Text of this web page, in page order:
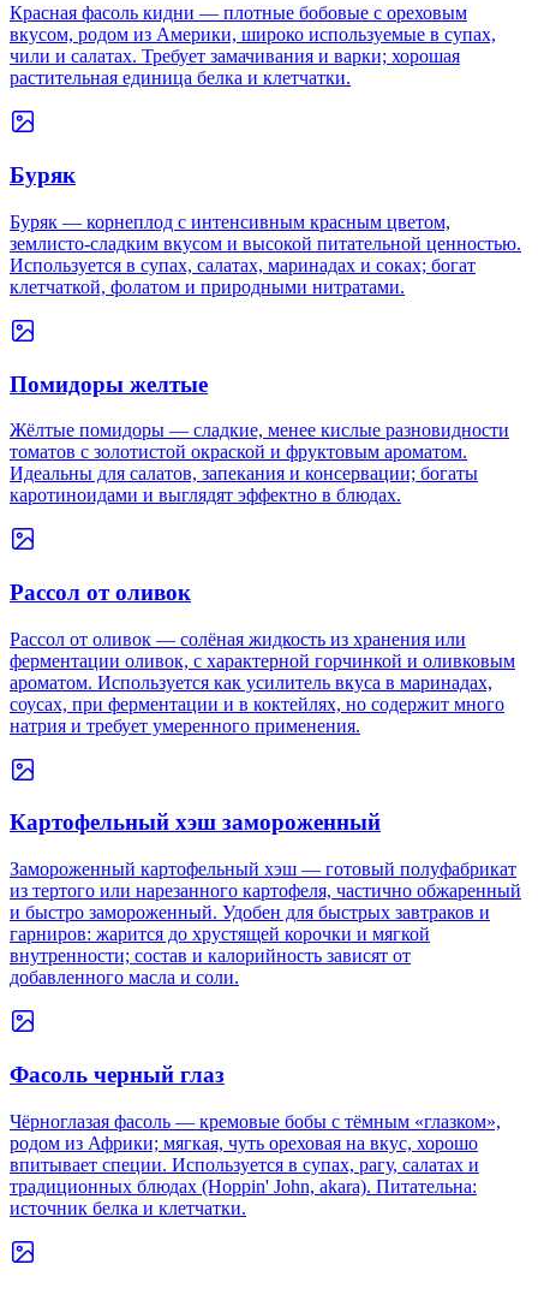
Красная фасоль кидни — плотные бобовые с ореховым
вкусом, родом из Америки, широко используемые в супах,
чили и салатах. Требует замачивания и варки; хорошая
растительная единица белка и клетчатки.
Буряк
Буряк — корнеплод с интенсивным красным цветом,
землисто-сладким вкусом и высокой питательной ценностью.
Используется в супах, салатах, маринадах и соках; богат
клетчаткой, фолатом и природными нитратами.
Помидоры желтые
Жёлтые помидоры — сладкие, менее кислые разновидности
томатов с золотистой окраской и фруктовым ароматом.
Идеальны для салатов, запекания и консервации; богаты
каротиноидами и выглядят эффектно в блюдах.
Рассол от оливок
Рассол от оливок — солёная жидкость из хранения или
ферментации оливок, с характерной горчинкой и оливковым
ароматом. Используется как усилитель вкуса в маринадах,
соусах, при ферментации и в коктейлях, но содержит много
натрия и требует умеренного применения.
Картофельный хэш замороженный
Замороженный картофельный хэш — готовый полуфабрикат
из тертого или нарезанного картофеля, частично обжаренный
и быстро замороженный. Удобен для быстрых завтраков и
гарниров: жарится до хрустящей корочки и мягкой
внутренности; состав и калорийность зависят от
добавленного масла и соли.
Фасоль черный глаз
Чёрноглазая фасоль — кремовые бобы с тёмным «глазком»,
родом из Африки; мягкая, чуть ореховая на вкус, хорошо
впитывает специи. Используется в супах, рагу, салатах и
традиционных блюдах (Hoppin' John, akara). Питательна:
источник белка и клетчатки.